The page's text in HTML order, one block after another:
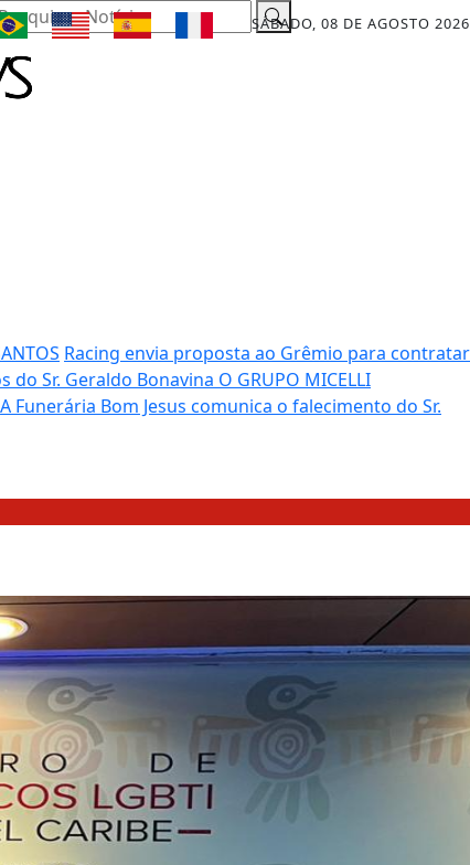
SÁBADO, 08 DE AGOSTO 2026
Notícia
Racing envia proposta ao Grêmio para contratar
do Sr. Geraldo Bonavina O GRUPO MICELLI
A Funerária Bom Jesus comunica o falecimento do Sr.